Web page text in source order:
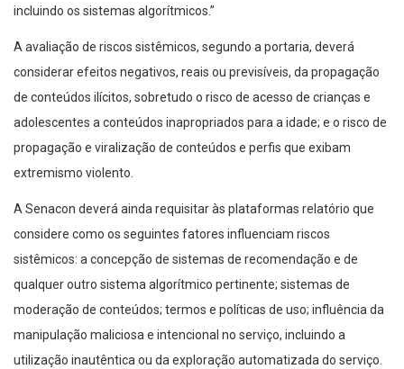
incluindo os sistemas algorítmicos.”
A avaliação de riscos sistêmicos, segundo a portaria, deverá
considerar efeitos negativos, reais ou previsíveis, da propagação
de conteúdos ilícitos, sobretudo o risco de acesso de crianças e
adolescentes a conteúdos inapropriados para a idade; e o risco de
propagação e viralização de conteúdos e perfis que exibam
extremismo violento.
A Senacon deverá ainda requisitar às plataformas relatório que
considere como os seguintes fatores influenciam riscos
sistêmicos: a concepção de sistemas de recomendação e de
qualquer outro sistema algorítmico pertinente; sistemas de
moderação de conteúdos; termos e políticas de uso; influência da
manipulação maliciosa e intencional no serviço, incluindo a
utilização inautêntica ou da exploração automatizada do serviço.